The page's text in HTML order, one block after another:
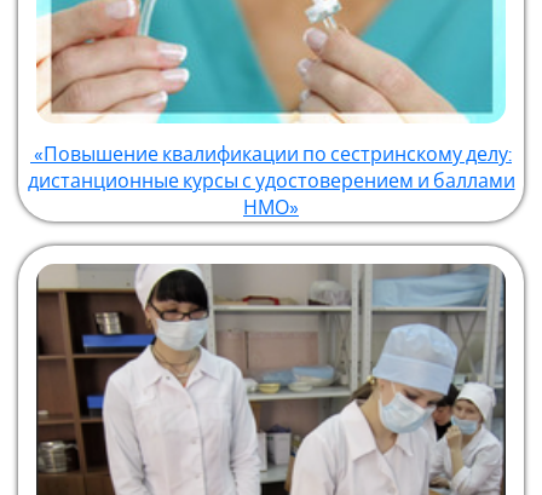
«Повышение квалификации по сестринскому делу:
дистанционные курсы с удостоверением и баллами
НМО»